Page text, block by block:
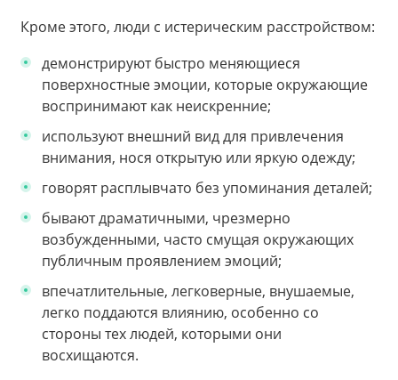
Кроме этого, люди с истерическим расстройством:
демонстрируют быстро меняющиеся
поверхностные эмоции, которые окружающие
воспринимают как неискренние;
используют внешний вид для привлечения
внимания, нося открытую или яркую одежду;
говорят расплывчато без упоминания деталей;
бывают драматичными, чрезмерно
возбужденными, часто смущая окружающих
публичным проявлением эмоций;
впечатлительные, легковерные, внушаемые,
легко поддаются влиянию, особенно со
стороны тех людей, которыми они
восхищаются.